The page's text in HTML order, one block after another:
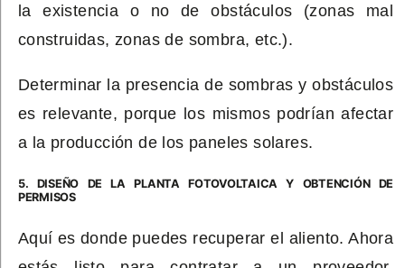
la existencia o no de obstáculos (zonas mal
construidas, zonas de sombra, etc.).
Determinar la presencia de sombras y obstáculos
es relevante, porque los mismos podrían afectar
a la producción de los paneles solares.
5. DISEÑO DE LA PLANTA FOTOVOLTAICA Y OBTENCIÓN DE
PERMISOS
Aquí es donde puedes recuperar el aliento. Ahora